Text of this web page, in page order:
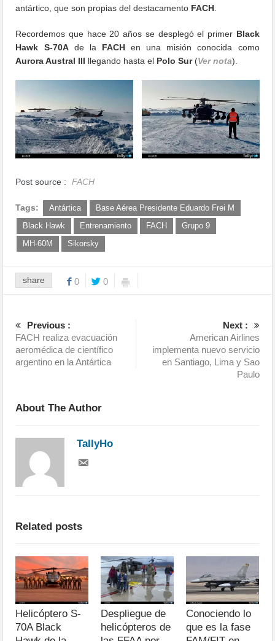
antártico, que son propias del destacamento FACH
Recordemos que hace 20 años se desplegó el primer Black
Hawk
S-70Ade la FACHen una misión conocida como
Aurora Austral III llegando hasta el Polo Sur(Ver nota).
Post source : FACH
Tags: Antártica
Base Aérea Presidente Eduardo Frei M
Black Hawk
Entrenamiento FACH
Grupo 9
MH-60M
Sikorsky
share 0 0
Previous :
FACH realiza evacuación
aeromédica de científico
argentino en la Antártica
Next :
American Airlines
implementa nuevo servicio
en Santiago, Lima y Sao
Paulo
About The Author
TallyHo
Related posts
Helicóptero S-
70A Black
Despliegue de
helicópteros de
Conociendo lo
que es la fase